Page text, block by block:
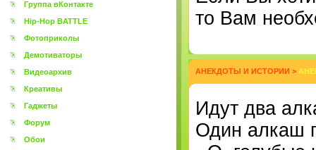
Группа вКонтакте
Hip-Hop BATTLE
Фотоприколы
Демотиваторы
Видеоархив
Креативы
Гаджеты
Форум
Обои
то Вам
АНЕКДОТЫ И ИСТОРИИ >
Идут два
Один алкаш